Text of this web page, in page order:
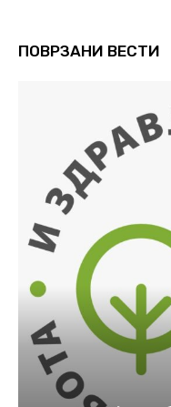
ПОВРЗАНИ ВЕСТИ